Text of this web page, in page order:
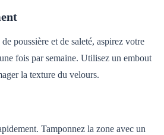
poussière et de saleté, aspirez votre
fois par semaine. Utilisez un embout
la texture du velours.
Tamponnez la zone avec un